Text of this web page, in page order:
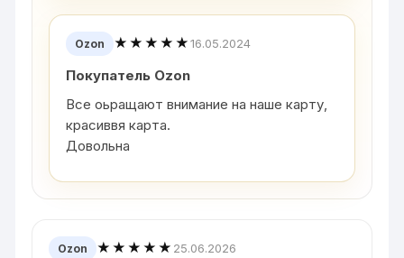
Ozon ★★★★★16.05.2024
Покупатель Ozon
Все оьращают внимание на наше карту,
красиввя карта.
Довольна
Ozon ★★★★★ 25.06.2026